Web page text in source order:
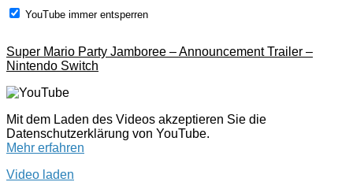
YouTube immer entsperren
Super Mario Party Jamboree – Announcement Trailer –
Nintendo Switch
Mit dem Laden des Videos akzeptieren Sie die
Datenschutzerklärung von YouTube.
Mehr erfahren
Video laden